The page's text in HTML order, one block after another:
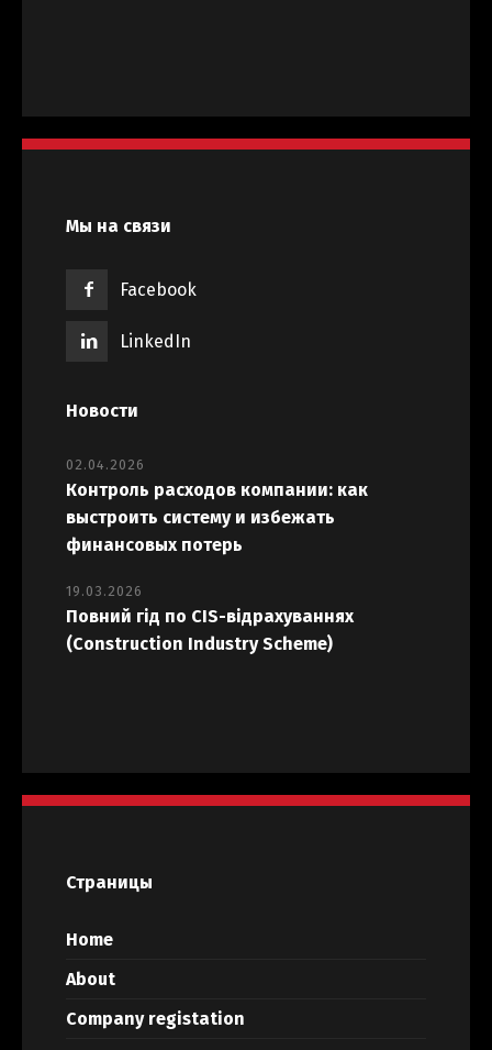
Мы на связи
Facebook
LinkedIn
Новости
02.04.2026
Контроль расходов компании: как
выстроить систему и избежать
финансовых потерь
19.03.2026
Повний гід по CIS-відрахуваннях
(Construction Industry Scheme)
Страницы
Home
About
Company registation